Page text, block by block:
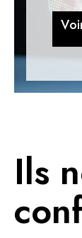
Voi
Voi
Ils